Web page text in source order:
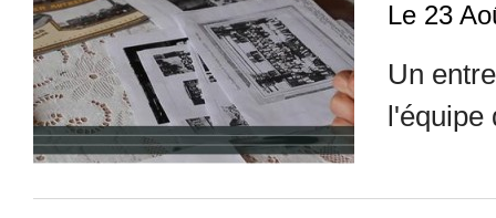
Le 23
Un